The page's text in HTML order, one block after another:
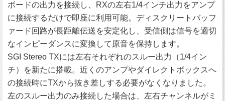
ボードの出力を接続し、RXの左右1/4インチ出力をアンプ
に接続するだけで即座に利用可能。ディスクリートバッフ
ァード回路が長距離伝送を安定化し、受信側は信号を適切
なインピーダンスに変換して原音を保持します。
SGI Stereo TXには左右それぞれのスルー出力（1/4イン
チ）を新たに搭載。近くのアンプやダイレクトボックスへ
の接続時にTXから抜き差しする必要がなくなりました。
左のスルー出力のみ接続した場合は、左右チャンネルがミ